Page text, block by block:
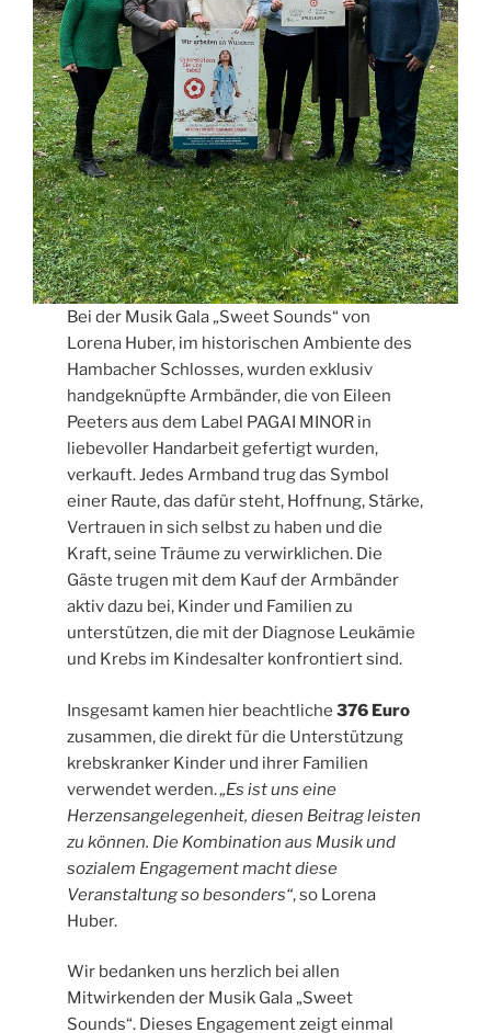
Bei der Musik Gala „Sweet Sounds“ von
Lorena Huber, im historischen Ambiente des
Hambacher Schlosses, wurden exklusiv
handgeknüpfte Armbänder, die von Eileen
Peeters aus dem Label PAGAI MINOR in
liebevoller Handarbeit gefertigt wurden,
verkauft. Jedes Armband trug das Symbol
einer Raute, das dafür steht, Hoffnung, Stärke,
Vertrauen in sich selbst zu haben und die
Kraft, seine Träume zu verwirklichen. Die
Gäste trugen mit dem Kauf der Armbänder
aktiv dazu bei, Kinder und Familien zu
unterstützen, die mit der Diagnose Leukämie
und Krebs im Kindesalter konfrontiert sind.
Insgesamt kamen hier beachtliche376 Euro
zusammen, die direkt für die Unterstützung
krebskranker Kinder und ihrer Familien
verwendet werden.„Es ist uns eine
Herzensangelegenheit, diesen Beitrag leisten
zu können. Die Kombination aus Musik und
sozialem Engagement macht diese
Veranstaltung so besonders“, so Lorena
Huber.
Wir bedanken uns herzlich bei allen
Mitwirkenden der Musik Gala „Sweet
Sounds“. Dieses Engagement zeigt einmal